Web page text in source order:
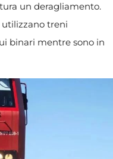
un deragliamento.
utilizzano treni
binari mentre sono in